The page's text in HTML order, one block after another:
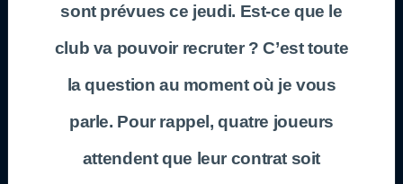
sont prévues ce jeudi. Est-ce que le
club va pouvoir recruter ? C’est toute
la question au moment où je vous
parle. Pour rappel, quatre joueurs
attendent que leur contrat soit